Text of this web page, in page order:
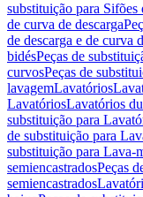
substituição para Sifões
de curva de descarga
de descarga e de curva
bidésPeças de
curvosPeças de
lavagemLavatórios
LavatóriosLavatórios
substituição para
de substituição para
substituição para Lava-
semiencastradosPeças
semiencastrados